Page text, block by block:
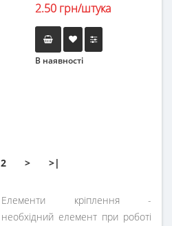
2.50 грн/штука
В наявності
2 > >|
Елементи кріплення -
необхідний елемент при роботі